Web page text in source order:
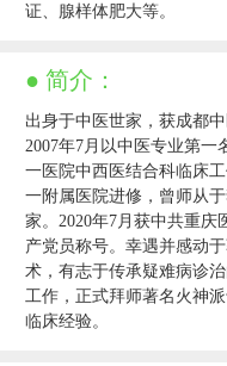
证、腺样体肥大等。
● 简介：
出身于中医世家，获成都
2007年7月以中医专业第
一医院中西医结合科临床
一附属医院进修，曾师从
家。2020年7月获中共重
产党员称号。幸遇并感动
术，有志于传承疑难病诊
工作，正式拜师著名火神
临床经验。